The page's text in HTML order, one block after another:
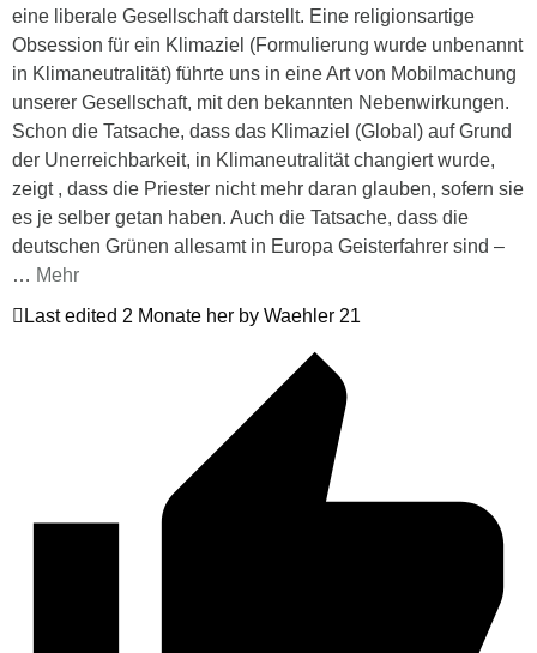
eine liberale Gesellschaft darstellt. Eine religionsartige
Obsession für ein Klimaziel (Formulierung wurde unbenannt
in Klimaneutralität) führte uns in eine Art von Mobilmachung
unserer Gesellschaft, mit den bekannten Nebenwirkungen.
Schon die Tatsache, dass das Klimaziel (Global) auf Grund
der Unerreichbarkeit, in Klimaneutralität changiert wurde,
zeigt , dass die Priester nicht mehr daran glauben, sofern sie
es je selber getan haben. Auch die Tatsache, dass die
deutschen Grünen allesamt in Europa Geisterfahrer sind –
… Mehr
Last edited 2 Monate her by Waehler 21